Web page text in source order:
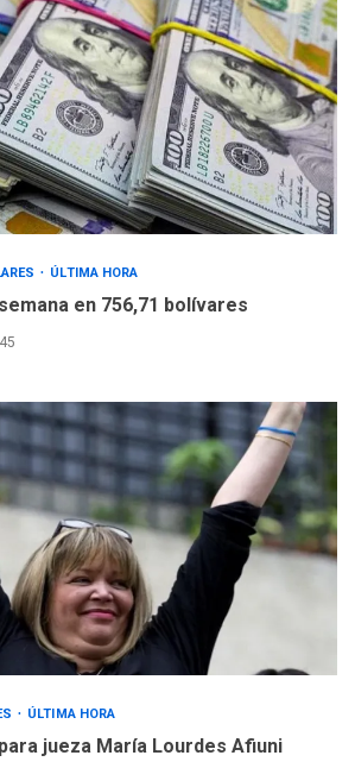
ÚLTIMA HORA
en 756,71 bolívares
ÚLTIMA HORA
jueza María Lourdes Afiuni